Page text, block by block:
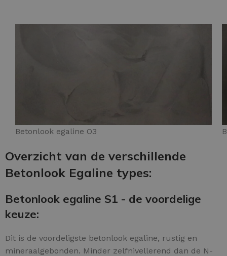
Betonlook egaline O3
Overzicht van de verschillende
Betonlook Egaline types:
Betonlook egaline S1 - de voordelige
keuze:
Dit is de voordeligste betonlook egaline, rustig en
mineraalgebonden. Minder zelfnivellerend dan de N-